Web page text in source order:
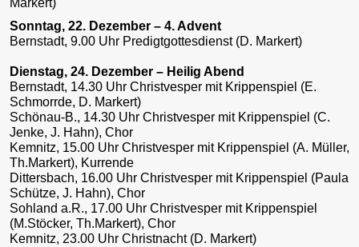
Markert)
Sonntag, 22. Dezember – 4. Advent
Bernstadt, 9.00 Uhr Predigtgottesdienst (D. Markert)
Dienstag, 24. Dezember – Heilig Abend
Bernstadt, 14.30 Uhr Christvesper mit Krippenspiel (E.
Schmorrde, D. Markert)
Schönau-B., 14.30 Uhr Christvesper mit Krippenspiel (C.
Jenke, J. Hahn), Chor
Kemnitz, 15.00 Uhr Christvesper mit Krippenspiel (A. Müller,
Th.Markert), Kurrende
Dittersbach, 16.00 Uhr Christvesper mit Krippenspiel (Paula
Schütze, J. Hahn), Chor
Sohland a.R., 17.00 Uhr Christvesper mit Krippenspiel
(M.Stöcker, Th.Markert), Chor
Kemnitz, 23.00 Uhr Christnacht (D. Markert)